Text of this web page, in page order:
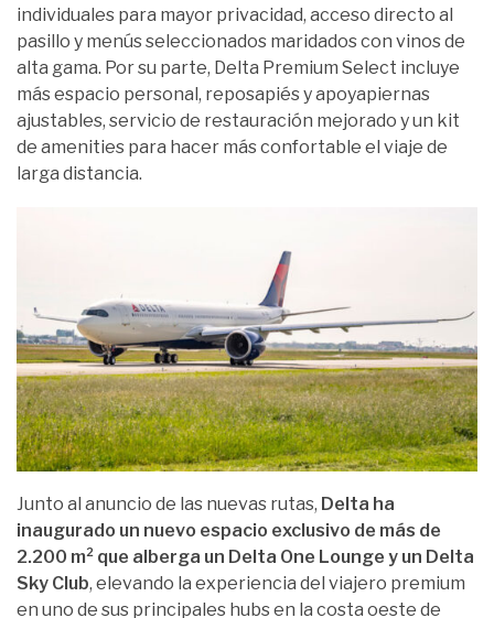
individuales para mayor privacidad, acceso directo al
pasillo y menús seleccionados maridados con vinos de
alta gama. Por su parte, Delta Premium Select incluye
más espacio personal, reposapiés y apoyapiernas
ajustables, servicio de restauración mejorado y un kit
de amenities para hacer más confortable el viaje de
larga distancia.
Junto al anuncio de las nuevas rutas, Delta ha
inaugurado un nuevo espacio exclusivo de más de
2.200 m² que alberga un Delta One Lounge y un Delta
Sky Club, elevando la experiencia del viajero premium
en uno de sus principales hubs en la costa oeste de